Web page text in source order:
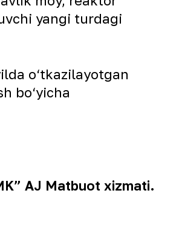
yangi turdagi
o‘tkazilayotgan
bo‘yicha
AJ Matbuot xizmati.